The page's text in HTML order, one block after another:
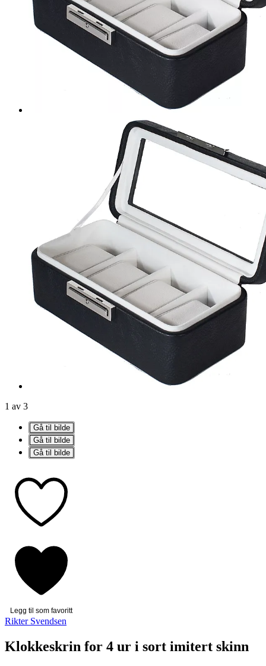
1 av 3
Gå til bilde
Gå til bilde
Gå til bilde
Legg til som favoritt
Rikter Svendsen
Klokkeskrin for 4 ur i sort imitert skinn